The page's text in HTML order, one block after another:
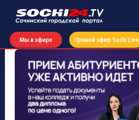
Мы в эфире Прямой эфир Sochi Live